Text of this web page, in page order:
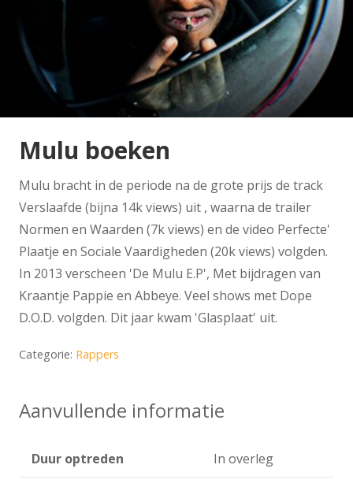
Mulu boeken
Mulu bracht in de periode na de grote prijs de track
Verslaafde (bijna 14k views) uit , waarna de trailer
Normen en Waarden (7k views) en de video Perfecte'
Plaatje en Sociale Vaardigheden (20k views) volgden.
In 2013 verscheen 'De Mulu E.P', Met bijdragen van
Kraantje Pappie en Abbeye. Veel shows met Dope
D.O.D. volgden. Dit jaar kwam 'Glasplaat' uit.
Categorie: Rappers
Aanvullende informatie
Duur optreden In overleg